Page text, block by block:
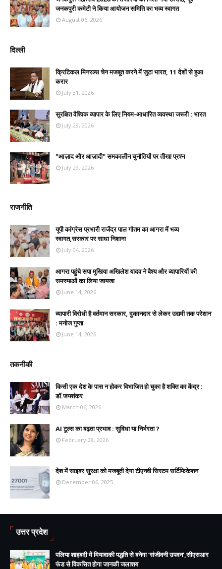
जनकपुरी कमेटी ने किया आयोजन समिति का भव्य स्वागत
August 06, 2026
दिल्ली
क्रिटिकल मिनरल्स चेन मजबूत करने में जुटा भारत, 11 देशों से हुआ
करार
July 31, 2026
सुरक्षित वैश्विक व्यापार के लिए नियम-आधारित व्यवस्था जरूरी : भारत
July 29, 2026
"आज़ाद और आज़ादी" समकालीन चुनौतियों पर तीखा प्रश्न
July 29, 2026
राजनीति
यूपी कांग्रेस प्रभारी राजेंद्र पाल गौतम का आगरा में भव्य
स्वागत,सरकार पर साधा निशाना
July 04, 2026
आगरा पहुंचे सपा मुखिया अखिलेश यादव ने वैश्य और व्यापारियों की
समस्याओं का लिया जायजा
June 14, 2026
व्यापारी विरोधी है वर्तमान सरकार, दुकानदार से लेकर उद्यमी तक परेशान
: मनोज गुप्ता
June 14, 2026
तकनीकी
किसी एक देश के पास न होकर विभाजित हो चुका है शक्ति का केंद्र :
डॉ.जयशंकर
March 06, 2026
AI टूल्स का बढ़ता प्रभाव : सुविधा या निर्भरता ?
February 28, 2026
देश में साइबर सुरक्षा को मजबूती देगा टीएनवी सिस्टम सर्टिफिकेशन
December 06, 2025
उत्तर प्रदेश
पलिया शाहबदी में मियावाकी पद्धति से बनेगा ‘संजीवनी उपवन’,सीएसआर
फंड से विकसित होगा जानकी जलाशय